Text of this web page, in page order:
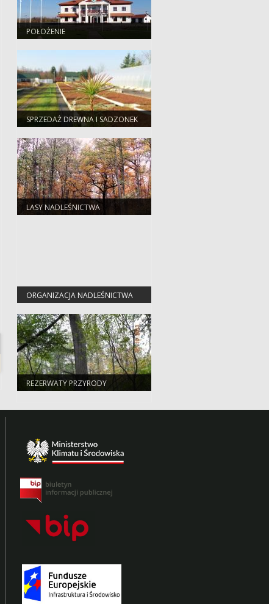
POŁOŻENIE
SPRZEDAŻ DREWNA I SADZONEK
LASY NADLEŚNICTWA
ORGANIZACJA NADLEŚNICTWA
STRZELCE
REZERWATY PRZYRODY